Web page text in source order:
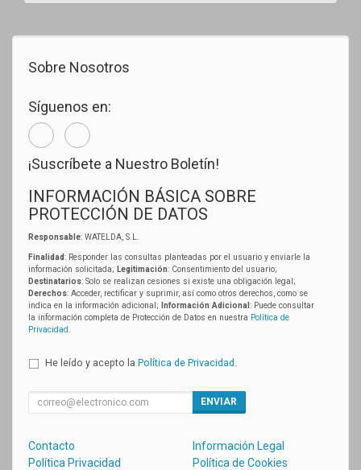
Sobre Nosotros
Síguenos en:
¡Suscríbete a Nuestro Boletín!
INFORMACIÓN BÁSICA SOBRE
PROTECCIÓN DE DATOS
Responsable: WATELDA, S.L.
Finalidad: Responder las consultas planteadas por el usuario y enviarle la
información solicitada; Legitimación: Consentimiento del usuario;
Destinatarios: Solo se realizan cesiones si existe una obligación legal;
Derechos: Acceder, rectificar y suprimir, así como otros derechos, como se
indica en la información adicional;
Información Adicional : Puede consultar
la información completa de Protección de Datos en nuestra Política de
Privacidad
He leído y acepto la Política de Privacidad
ENVIAR
Contacto
Información Legal
Política Privacidad
Política de Cookies